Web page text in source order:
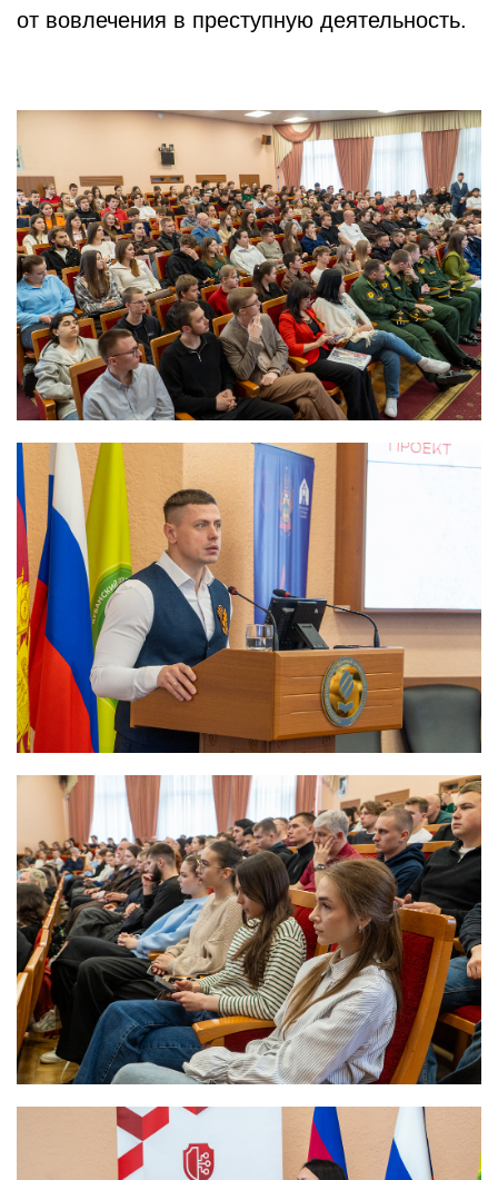
от вовлечения в преступную деятельность.